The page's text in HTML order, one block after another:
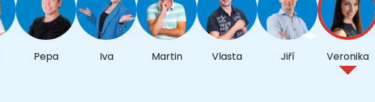
Pepa Iva Martin Vlasta Jiří Veronika